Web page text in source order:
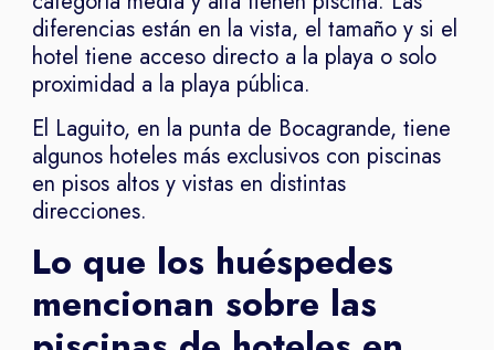
diferencias están en la vista, el tamaño y si el
hotel tiene acceso directo a la playa o solo
proximidad a la playa pública.
El Laguito, en la punta de Bocagrande, tiene
algunos hoteles más exclusivos con piscinas
en pisos altos y vistas en distintas
direcciones.
Lo que los huéspedes
mencionan sobre las